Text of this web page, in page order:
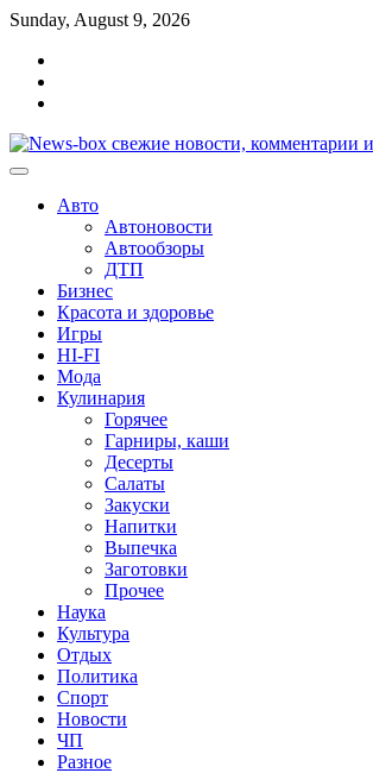
Перейти
содержимому
Sunday, August 9, 2026
Авто
Автоновости
Автообзоры
ДТП
Бизнес
Красота и здоровье
Игры
HI-FI
Мода
Кулинария
Горячее
Гарниры, каши
Десерты
Салаты
Закуски
Напитки
Выпечка
Заготовки
Прочее
Наука
Культура
Отдых
Политика
Спорт
Новости
ЧП
Разное